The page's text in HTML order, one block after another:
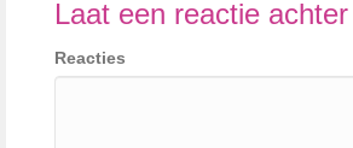
Laat een reactie achter
Reacties